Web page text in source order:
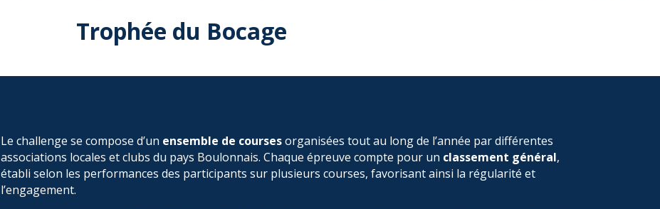
Trophée du Bocage
Le challenge se compose d’un ensemble de coursesorganisées tout au long de l’année par différentes
associations locales et clubs du pays Boulonnais. Chaque épreuve compte pour un classement général,
établi selon les performances des participants sur plusieurs courses, favorisant ainsi la régularité et
l’engagement.